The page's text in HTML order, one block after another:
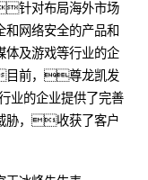
针对布局海外市场
网络安全的产品和
及游戏等行业的企
目前，尊龙凯发
业的企业提供了完善
胁，收获了客户